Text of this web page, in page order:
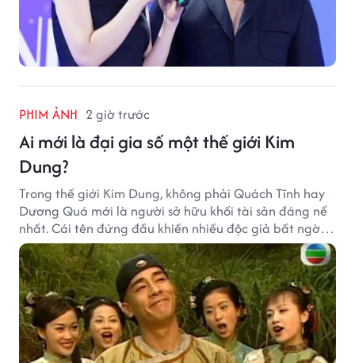
PHIM ẢNH 2 giờ trước
Ai mới là đại gia số một thế giới Kim
Dung?
Trong thế giới Kim Dung, không phải Quách Tĩnh hay
Dương Quá mới là người sở hữu khối tài sản đáng nể
nhất. Cái tên đứng đầu khiến nhiều độc giả bất ngờ
bởi xuất thân của nhân vật này hoàn toàn không
giống một đại hiệp.